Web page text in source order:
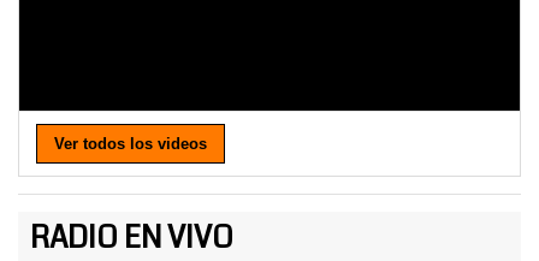
Ver todos los videos
RADIO EN VIVO